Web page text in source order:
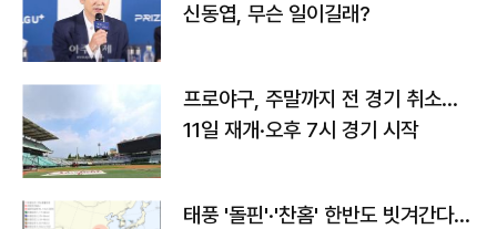
신동엽, 무슨 일이길래?
프로야구, 주말까지 전 경기 취소…
11일 재개·오후 7시 경기 시작
태풍 '돌핀'·'찬홈' 한반도 빗겨간다…